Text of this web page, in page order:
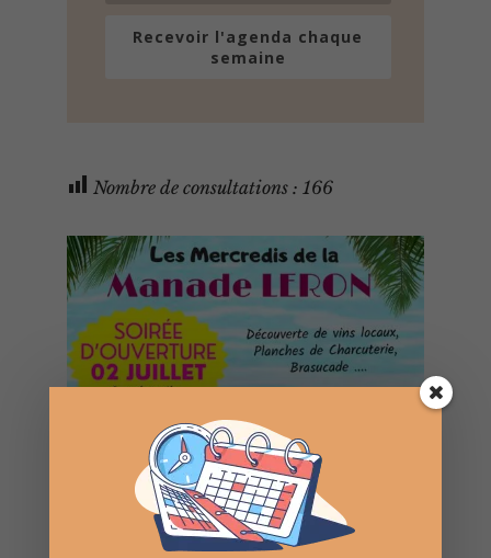
Recevoir l'agenda chaque
semaine
Nombre de consultations : 166